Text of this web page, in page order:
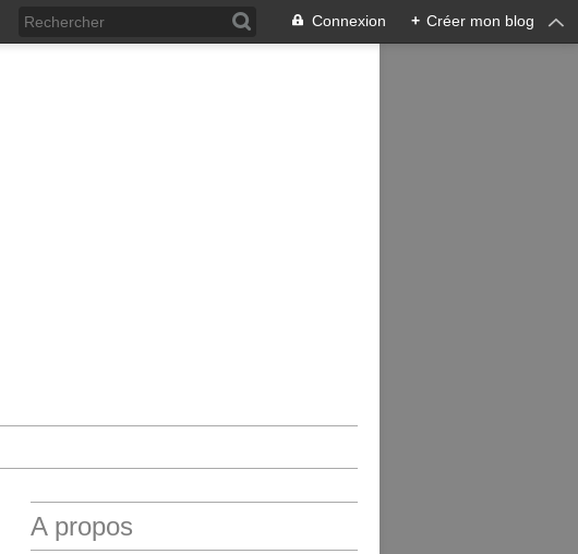
Connexion + Créer mon blog
A propos